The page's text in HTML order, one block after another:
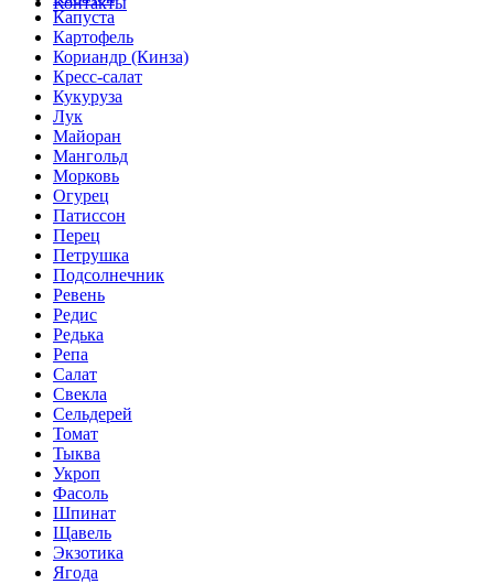
Капуста
Картофель
Кориандр (Кинза)
Кресс-салат
Кукуруза
Лук
Майоран
Мангольд
Морковь
Огурец
Патиссон
Перец
Петрушка
Подсолнечник
Ревень
Редис
Редька
Репа
Салат
Свекла
Сельдерей
Томат
Тыква
Укроп
Фасоль
Шпинат
Щавель
Экзотика
Ягода